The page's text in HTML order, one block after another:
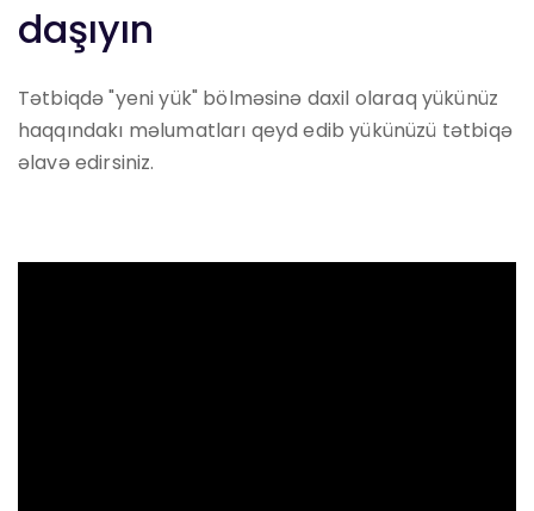
daşıyın
Tətbiqdə "yeni yük" bölməsinə daxil olaraq yükünüz
haqqındakı məlumatları qeyd edib yükünüzü tətbiqə
əlavə edirsiniz.